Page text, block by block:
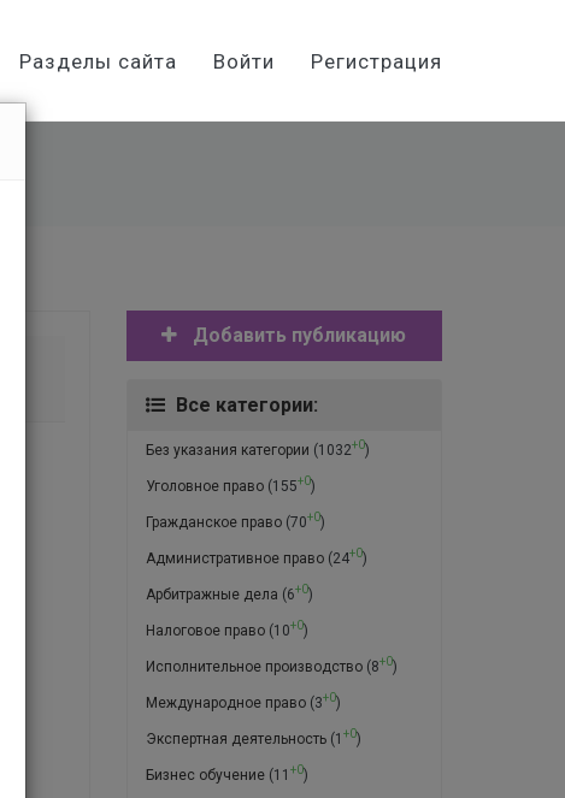
Разделы сайта Войти Регистрация
Добавить публикацию
Все категории:
Без указания категории (1032+0)
Уголовное право(155+0)
Гражданское право(70+0)
Административное право(24+0)
Арбитражные дела (6+0)
Налоговое право(10+0)
Исполнительное производство(8+0)
Международное право(3+0)
Экспертная деятельность(1 +0)
Бизнес обучение(11 +0)